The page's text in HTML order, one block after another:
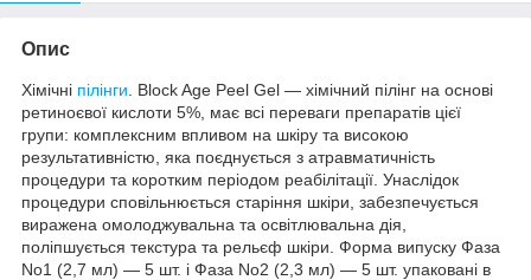
Опис
Хімічні пілінги . Block Age Peel Gel — хімічний пілінг на основі
ретиноєвої кислоти 5%, має всі переваги препаратів цієї
групи: комплексним впливом на шкіру та високою
результативністю, яка поєднується з атравматичність
процедури та коротким періодом реабілітації. Унаслідок
процедури сповільнюється старіння шкіри, забезпечується
виражена омолоджувальна та освітлювальна дія,
поліпшується текстура та рельєф шкіри. Форма випуску Фаза
No1 (2,7 мл) — 5 шт. і Фаза No2 (2,3 мл) — 5 шт. упаковані в